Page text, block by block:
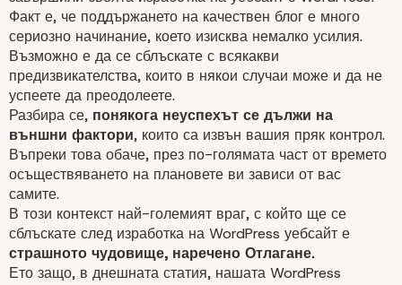
Факт е, че поддържането на качествен блог е много
сериозно начинание, което изисква немалко усилия.
Възможно е да се сблъскате с всякакви
предизвикателства, които в някои случаи може и да не
успеете да преодолеете.
Разбира се, понякога неуспехът се дължи на
външни фактори, които са извън вашия пряк контрол.
Въпреки това обаче, през по-голямата част от времето
осъществяването на плановете ви зависи от вас
самите.
В този контекст най-големият враг, с който ще се
сблъскате след изработка на WordPress уебсайт е
страшното чудовище, наречено Отлагане.
Ето защо, в днешната статия, нашата WordPress